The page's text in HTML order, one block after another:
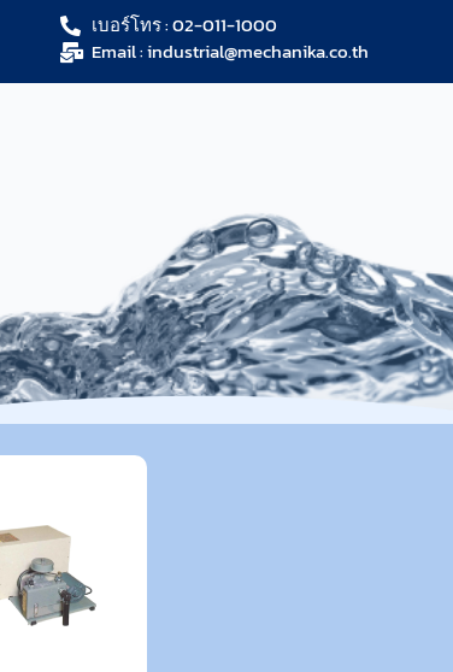
เบอร์โทร : 02-011-1000
Email : industrial@mechanika.co.th